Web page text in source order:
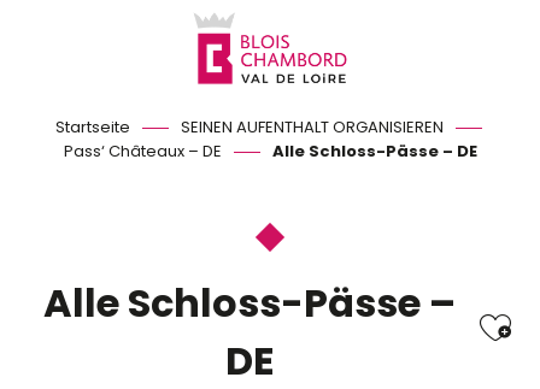
Startseite
SEINEN AUFENTHALT ORGANISIEREN
Pass‘ Châteaux – DE
Alle Schloss-Pässe – DE
Alle Schloss-Pässe –
DE